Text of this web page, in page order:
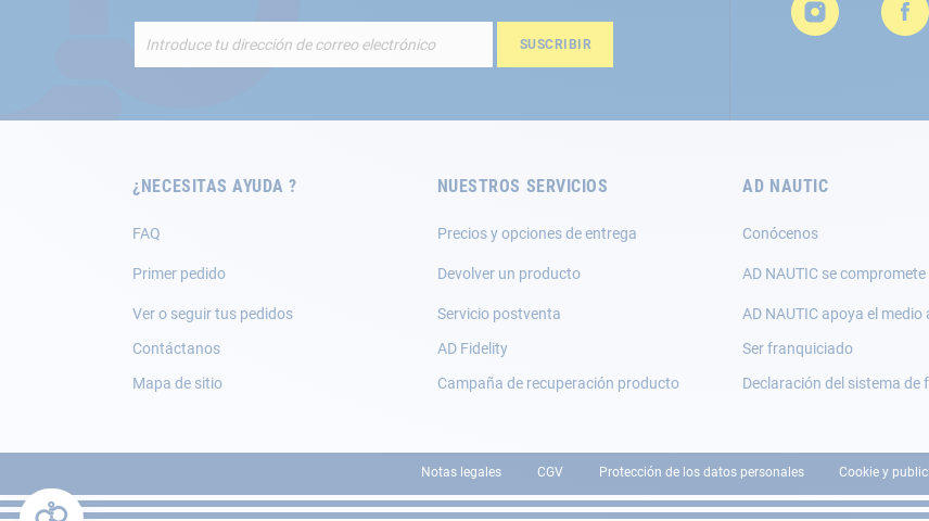
de
SUSCRIBIR
¿NECESITAS AYUDA ?
FAQ
Primer pedido
Ver o seguir tus pedidos
Contáctanos
Mapa de sitio
NUESTROS SERVICIOS
Precios y opciones de entrega
Devolver un producto
Servicio postventa
AD Fidelity
Campaña de recuperación producto
AD NAUTIC
Conócenos
AD NAUTIC se compromete
AD NAUTIC apoya el medio
Ser franquiciado
Declaración del sistema de
Notas legales CGV Protección de los datos personales Cookie y